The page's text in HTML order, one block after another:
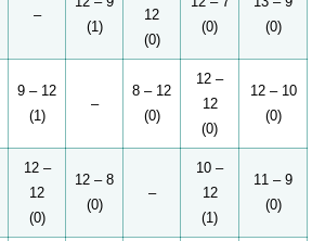
–
(1)
12
(0)
(0)
(0)
9 – 12
(1)
–
8 – 12
(0)
12 –
12
(0)
12 – 10
(0)
12 –
12
(0)
12 – 8
(0)
–
10 –
12
(1)
11 – 9
(0)